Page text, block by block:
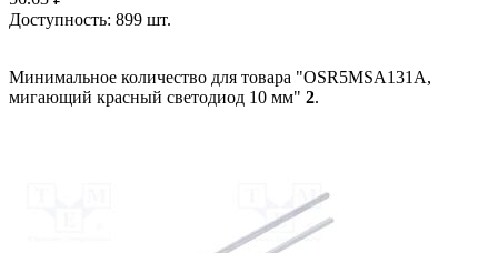
Доступность: 899 шт.
Минимальное количество для товара "OSR5MSA131A,
мигающий красный светодиод 10 мм" 2.